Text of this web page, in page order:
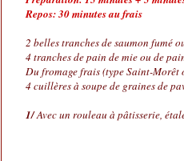
Repos: 30 minutes au frais
2 belles tranches de saumon fumé
4 tranches de pain de mie ou de
Du fromage frais (type Saint-Morêt
4 cuillères à soupe de graines de
1/Avec un rouleau à pâtisserie,